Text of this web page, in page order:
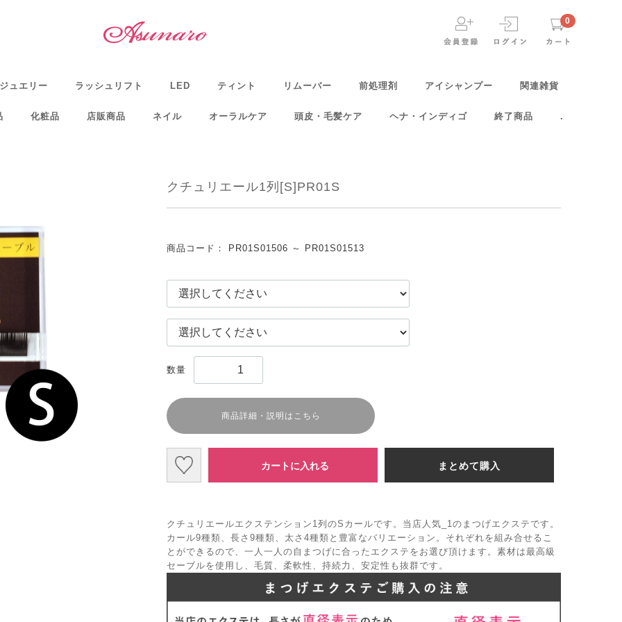
0
ュエリー ラッシュリフト LED ティント リムーバー 前処理剤 アイシャンプー 関連雑貨
化粧品 店販商品 ネイル オーラルケア 頭皮・毛髪ケア ヘナ・インディゴ 終了商品 .
クチュリエール1列[S]PR01S
商品コード： PR01S01506 ～ PR01S01513
数量
商品詳細・説明はこちら
カートに入れる まとめて購入
クチュリエールエクステンション1列のSカールです。当店人気_1のまつげエクステです。
カール9種類、長さ9種類、太さ4種類と豊富なバリエーション。それぞれを組み合せるこ
とができるので、一人一人の自まつげに合ったエクステをお選び頂けます。素材は最高級
セーブルを使用し、毛質、柔軟性、持続力、安定性も抜群です。